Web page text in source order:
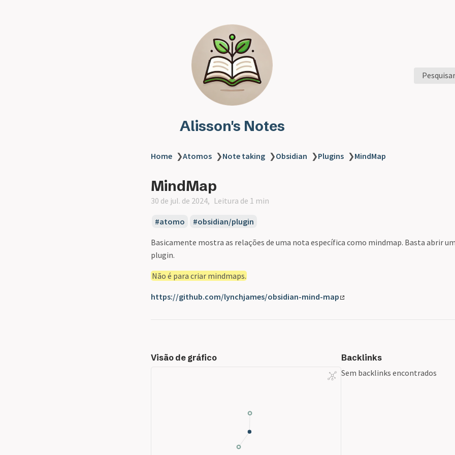
Alisson's Notes
Home ❯Atomos ❯Note taking ❯Obsidian ❯Plugins ❯MindMap
MindMap
30 de jul. de 2024 Leitura de 1 min
atomo obsidian/plugin
Basicamente mostra as relações de uma nota específica como mindmap. Basta abrir
plugin.
Não é para criar mindmaps.
https://github.com/lynchjames/obsidian-mind-map
Visão de gráfico
Backlinks
Sem backlinks encontrados